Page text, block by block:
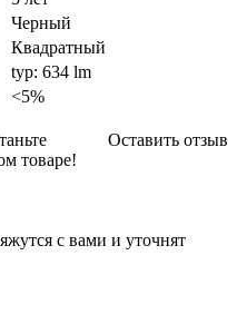
Черный
Квадратный
typ: 634 lm
<5%
Оставить отзыв
товаре!
с вами и уточнят